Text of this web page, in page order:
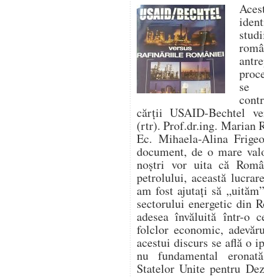
se
cărții USAID-Bechtel
(rtr). Prof.dr.ing. Marian
Ec. Mihaela-Alina
document, de o mare
noștri vor uita că
petrolului, această
am fost ajutați să
sectorului energetic din
adesea învăluită într-o
folclor economic,
acestui discurs se află o
nu fundamental
Statelor Unite pentru